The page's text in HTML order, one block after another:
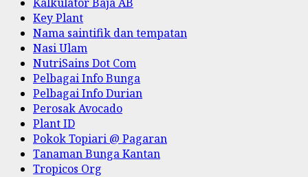
Key Plant
Nama saintifik dan tempatan
Nasi Ulam
NutriSains Dot Com
Pelbagai Info Bunga
Pelbagai Info Durian
Perosak Avocado
Plant ID
Pokok Topiari @ Pagaran
Tanaman Bunga Kantan
Tropicos Org